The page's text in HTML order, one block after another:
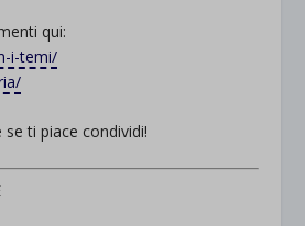
qui:
i-temi/
se ti piace condividi!